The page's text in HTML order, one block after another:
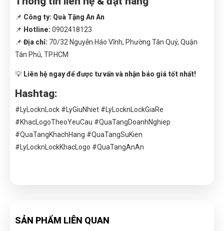
📌 Công ty: Quà Tặng An An
📌 Hotline: 0902418123
📌 Địa chỉ: 70/32 Nguyễn Háo Vĩnh, Phường Tân Quý, Quận
Tân Phú, TP.HCM
💡 Liên hệ ngay để được tư vấn và nhận báo giá tốt nhất!
Hashtag:
#LyLocknLock #LyGiuNhiet #LyLocknLockGiaRe
#KhacLogoTheoYeuCau #QuaTangDoanhNghiep
#QuaTangKhachHang #QuaTangSuKien
#LyLocknLockKhacLogo #QuaTangAnAn
SẢN PHẨM LIÊN QUAN